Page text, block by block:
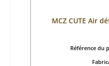
MCZ CUTE Air
Référence du